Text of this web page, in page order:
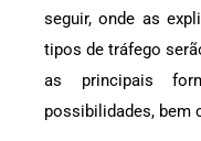
seguir, onde as
tipos de tráfego
as principais
possibilidades, bem